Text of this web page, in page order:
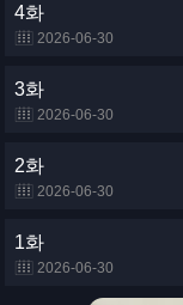
4화
2026-06-30
3화
2026-06-30
2화
2026-06-30
1화
2026-06-30